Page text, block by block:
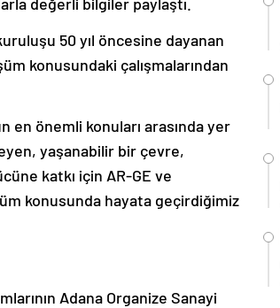
50 yıl öncesine dayanan
konusundaki çalışmalarından
en önemli konuları arasında yer
yaşanabilir bir çevre,
katkı için AR-GE ve
konusunda hayata geçirdiğimiz
Adana Organize Sanayi